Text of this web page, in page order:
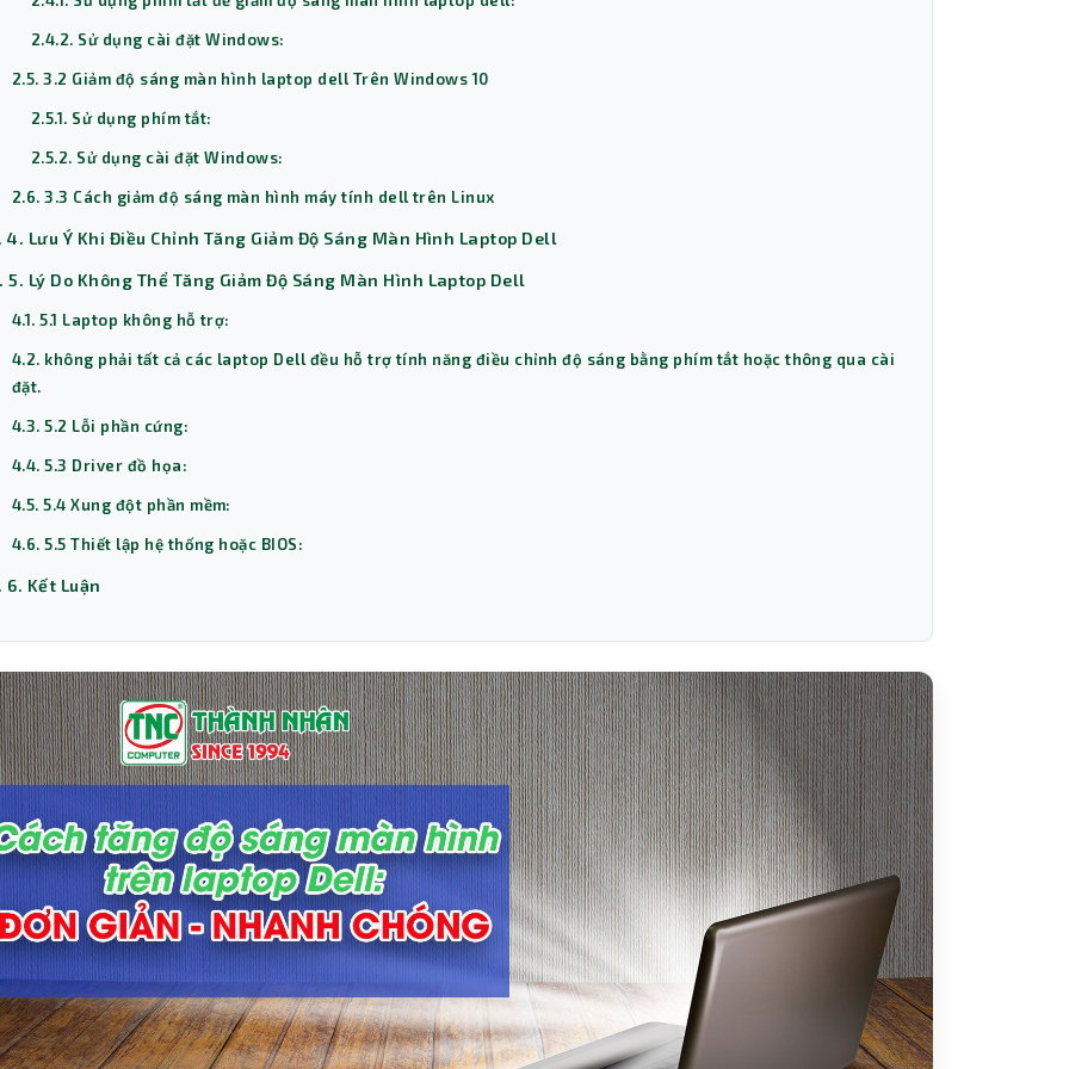
2.4.2. Sử dụng cài đặt Windows:
2.5. 3.2 Giảm độ sáng màn hình laptop dell Trên Windows 10
2.5.1. Sử dụng phím tắt:
2.5.2. Sử dụng cài đặt Windows:
2.6. 3.3 Cách giảm độ sáng màn hình máy tính dell trên Linux
4. Lưu Ý Khi Điều Chỉnh Tăng Giảm Độ Sáng Màn Hình Laptop Dell
5. Lý Do Không Thể Tăng Giảm Độ Sáng Màn Hình Laptop Dell
4.1. 5.1 Laptop không hỗ trợ:
4.2. không phải tất cả các laptop Dell đều hỗ trợ tính năng điều chỉnh độ sáng bằng phím tắt hoặc thông qua cài
đặt.
4.3. 5.2 Lỗi phần cứng:
4.4. 5.3 Driver đồ họa:
4.5. 5.4 Xung đột phần mềm:
4.6. 5.5 Thiết lập hệ thống hoặc BIOS:
6. Kết Luận